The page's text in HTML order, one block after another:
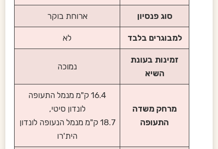
סוג פנסיון ארוחת בוקר
למבוגרים בלבד לא
זמינות בעונת
השיא
נמוכה
מרחק משדה
התעופה
16.4 ק"מ מנמל התעופה
לונדון סיטי,
18.7 ק"מ מנמל הנעופה לונדון
הית'רו